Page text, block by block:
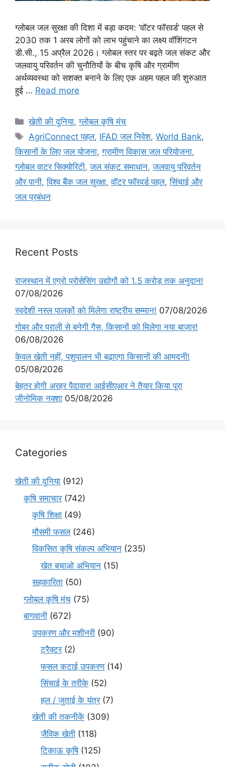
ग्लोबल जल सुरक्षा की दिशा में बड़ा कदम: ‘वॉटर फॉरवर्ड’ पहल से
2030 तक 1 अरब लोगों को लाभ पहुंचाने का लक्ष्य वॉशिंगटन
डी.सी., 15 अप्रैल 2026। ग्लोबल स्तर पर बढ़ते जल संकट और
जलवायु परिवर्तन की चुनौतियों के बीच कृषि और ग्रामीण
अर्थव्यवस्था को सशक्त बनाने के लिए एक अहम पहल की शुरुआत
हुई … Read more
खेती की दुनिया,ग्लोबल कृषि मंच
AgriConnect पहल, IFAD जल निवेश,World Bank,
किसानों के लिए जल योजना,ग्रामीण विकास जल परियोजना,
ग्लोबल वाटर सिक्योरिटी,जल संकट समाधान,जलवायु परिवर्तन
और पानी,विश्व बैंक जल सुरक्षा,वॉटर फॉरवर्ड पहल,सिंचाई और
जल प्रबंधन
Recent Posts
राजस्थान में एग्रो प्रोसेसिंग उद्योगों को 1.5 करोड़ तक अनुदान!
07/08/2026
स्वदेशी नस्ल पालकों को मिलेगा राष्ट्रीय सम्मान! 07/08/2026
गोबर और पराली से बनेगी गैस, किसानों को मिलेगा नया बाजार!
06/08/2026
केवल खेती नहीं, पशुपालन भी बढ़ाएगा किसानों की आमदनी!
05/08/2026
बेहतर होगी अरहर पैदावार! आईसीएआर ने तैयार किया पूरा
जीनोमिक नक्शा 05/08/2026
Categories
खेती की दुनिया (912)
कृषि समाचार(742)
कृषि शिक्षा (49)
मौसमी फसल(246)
विकसित कृषि संकल्प अभियान (235)
खेत बचाओ अभियान (15)
सहकारिता (50)
ग्लोबल कृषि मंच (75)
बागवानी (672)
उपकरण और मशीनरी (90)
ट्रैक्टर(2)
फसल कटाई उपकरण(14)
सिंचाई के तरीके (52)
हल / जुताई के यंत्र(7)
खेती की तकनीकें (309)
जैविक खेती (118)
टिकाऊ कृषि(125)